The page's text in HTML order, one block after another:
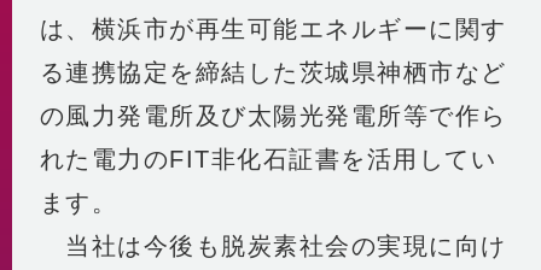
は、横浜市が再生可能エネルギーに関す
る連携協定を締結した茨城県神栖市など
の風力発電所及び太陽光発電所等で作ら
れた電力のFIT非化石証書を活用してい
ます。
当社は今後も脱炭素社会の実現に向け